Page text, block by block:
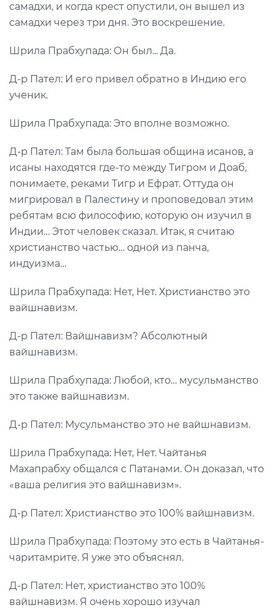
самадхи, и когда крест опустили, он вышел из
самадхи через три дня. Это воскрешение.
Шрила Прабхупада: Он был... Да.
Д-р Пател: И его привел обратно в Индию его
ученик.
Шрила Прабхупада: Это вполне возможно.
Д-р Пател: Там была большая община исанов, а
исаны находятся где-то между Тигром и Доаб,
понимаете, реками Тигр и Ефрат. Оттуда он
мигрировал в Палестину и проповедовал этим
ребятам всю философию, которую он изучил в
Индии… Этот человек сказал. Итак, я считаю
христианство частью… одной из панча,
индуизма…
Шрила Прабхупада: Нет, Нет. Христианство это
вайшнавизм.
Д-р Пател: Вайшнавизм? Абсолютный
вайшнавизм.
Шрила Прабхупада: Любой, кто… мусульманство
это также вайшнавизм.
Д-р Пател: Мусульманство это не вайшнавизм.
Шрила Прабхупада: Нет, Нет. Чайтанья
Махапрабху общался с Патанами. Он доказал, что
«ваша религия это вайшнавизм».
Д-р Пател: Христианство это 100% вайшнавизм.
Шрила Прабхупада: Поэтому это есть в Чайтанья-
чаритамрите. Я уже это объяснял.
Д-р Пател: Нет, христианство это 100%
вайшнавизм. Я очень хорошо изучал